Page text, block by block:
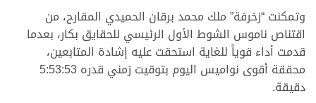
وتمكنت “زخرفة” ملك محمد برقان الحميدي المقارح، من
اقتناص ناموس الشوط الأول الرئيسي للحقايق بكار، بعدما
قدمت أداء قوياً للغاية استحقت عليه إشادة المتابعين،
محققة أقوى نواميس اليوم بتوقيت زمني قدره 5:53:53
دقيقة.